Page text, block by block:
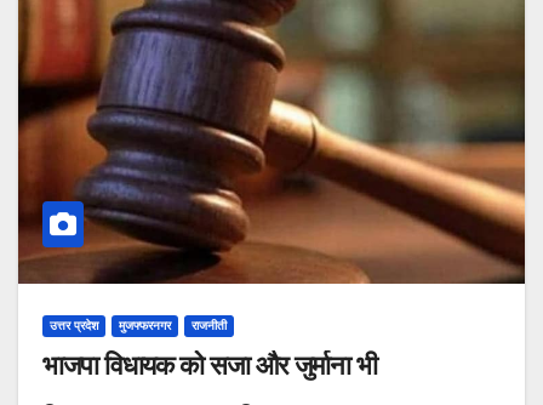
उत्तर प्रदेश मुजफ्फरनगर राजनीती
भाजपा विधायक को सजा और जुर्माना भी